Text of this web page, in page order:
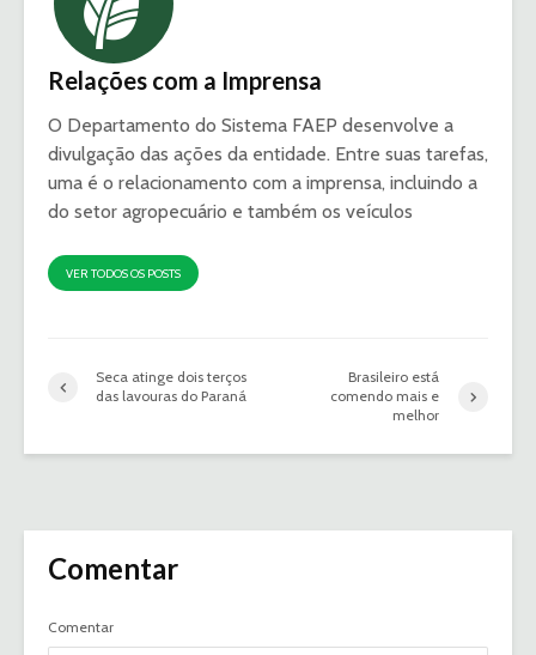
Relações com a Imprensa
O Departamento do Sistema FAEP desenvolve a
divulgação das ações da entidade. Entre suas tarefas,
uma é o relacionamento com a imprensa, incluindo a
do setor agropecuário e também os veículos
VER TODOS OS POSTS
Seca atinge dois terços
das lavouras do Paraná
Brasileiro está
comendo mais e
melhor
Comentar
Comentar